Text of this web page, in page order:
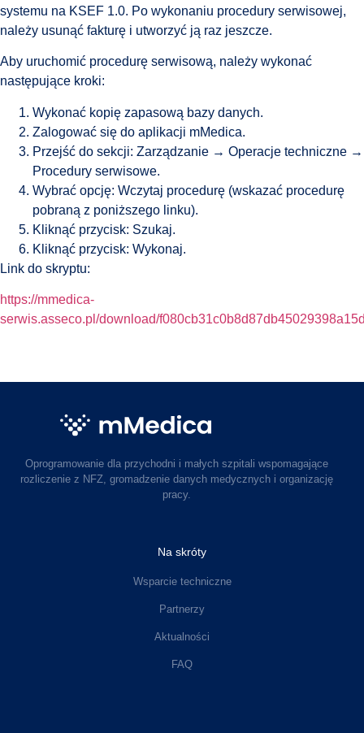
systemu na KSEF 1.0. Po wykonaniu procedury serwisowej,
należy usunąć fakturę i utworzyć ją raz jeszcze.
Aby uruchomić procedurę serwisową, należy wykonać
następujące kroki:
Wykonać kopię zapasową bazy danych.
Zalogować się do aplikacji mMedica.
Przejść do sekcji: Zarządzanie → Operacje techniczne →
Procedury serwisowe.
Wybrać opcję: Wczytaj procedurę (wskazać procedurę
pobraną z poniższego linku).
Kliknąć przycisk: Szukaj.
Kliknąć przycisk: Wykonaj.
Link do skryptu:
https://mmedica-
serwis.asseco.pl/download/
Oprogramowanie dla przychodni i małych szpitali wspomagające
rozliczenie z NFZ, gromadzenie danych medycznych i organizację
pracy.
Na skróty
Wsparcie techniczne
Partnerzy
Aktualności
FAQ